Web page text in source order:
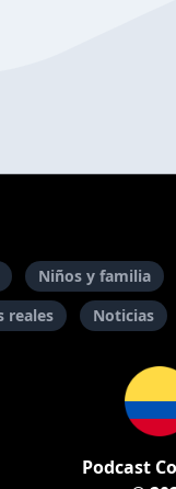
Niños y familia
reales Noticias
Podcast